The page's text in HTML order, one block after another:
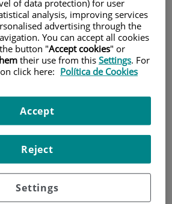
EMPLOYMENT
offers
predoctoral a la Fundación
Díaz”
of data protection) for user
analysis, improving services
advertising through the
You can accept all cookies
button "Accept cookies" or
their use from this Settings. For
click here: Política de Cookies
Settings
Reject
Accept